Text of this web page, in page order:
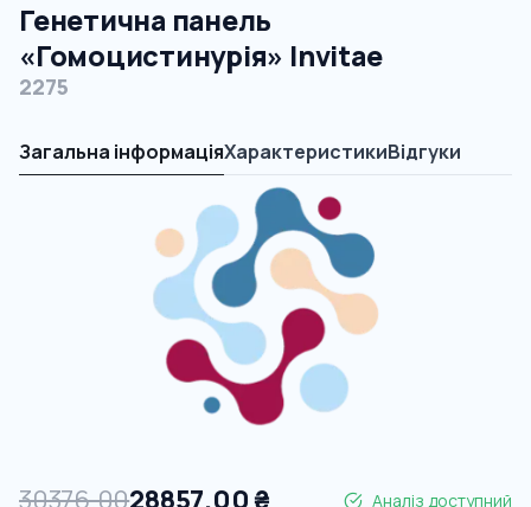
Генетична панель
«Гомоцистинурія» Invitae
2275
Загальна інформаціяХарактеристикиВідгуки
30376.0028857.00₴ Аналіз доступний